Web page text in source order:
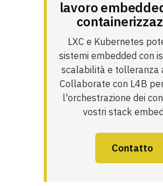
lavoro
LXC e Kubernetes
sistemi embedded con
scalabilità e tolleranza
Collaborate con L4B
l'orchestrazione dei
vostri stack
Contatto